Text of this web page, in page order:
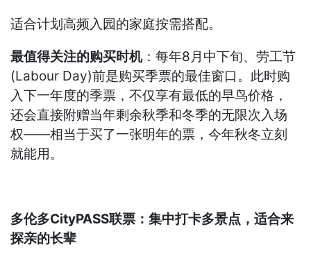
适合计划高频入园的家庭按需搭配。
最值得关注的购买时机：每年8月中下旬、劳工节
(Labour Day)前是购买季票的最佳窗口。此时购
入下一年度的季票，不仅享有最低的早鸟价格，
还会直接附赠当年剩余秋季和冬季的无限次入场
权——相当于买了一张明年的票，今年秋冬立刻
就能用。
多伦多CityPASS联票：集中打卡多景点，适合来
探亲的长辈